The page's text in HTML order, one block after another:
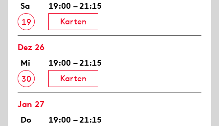
Sa
19
19:00 – 21:15
Karten
Dez 26
Mi
30
19:00 – 21:15
Karten
Jan 27
Do
19:00 – 21:15